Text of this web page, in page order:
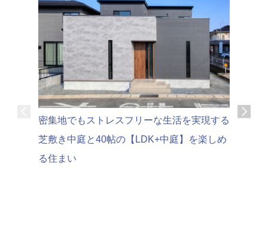
密集地でもストレスフリーな生活を実現する
芝敷き中庭と40帖の【LDK+中庭】を楽しめ
る住まい
可変性